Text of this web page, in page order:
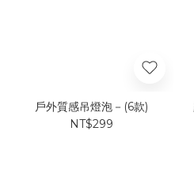
戶外質感吊燈泡－(6款)
NT$299